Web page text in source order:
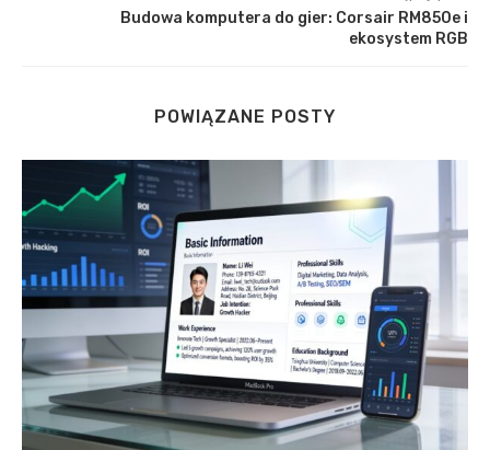
Budowa komputera do gier: Corsair RM850e i
ekosystem RGB
POWIĄZANE POSTY